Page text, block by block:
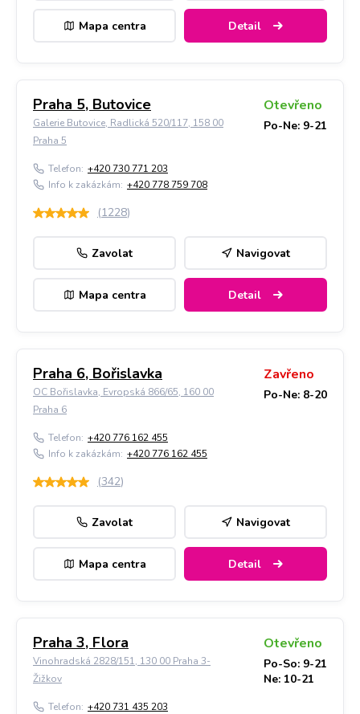
Mapa centra Detail
Praha 5, Butovice
Galerie Butovice, Radlická 520/117, 158 00
Praha 5
Otevřeno
Po-Ne: 9-21
Telefon: +420 730 771 203
Info k zakázkám: +420 778 759 708
(1228)
Zavolat Navigovat
Mapa centra Detail
Praha 6, Bořislavka
OC Bořislavka, Evropská 866/65, 160 00
Praha 6
Zavřeno
Po-Ne: 8-20
Telefon: +420 776 162 455
Info k zakázkám: +420 776 162 455
(342)
Zavolat Navigovat
Mapa centra Detail
Praha 3, Flora
Vinohradská 2828/151, 130 00 Praha 3-
Žižkov
Otevřeno
Po-So: 9-21
Ne: 10-21
Telefon: +420 731 435 203